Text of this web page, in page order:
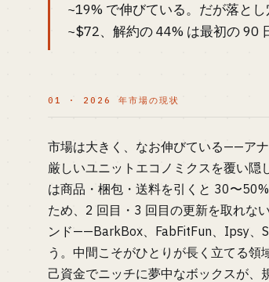
~19% で伸びている。だが落と
~$72、解約の 44% は最初の 90
01 · 2026 年市場の現状
市場は大きく、なお伸びている——ア
厳しいユニットエコノミクスを覆い
は商品・梱包・送料を引くと 30〜
ため、2 回目・3 回目の更新を取れな
ンド——BarkBox、FabFitFun、Ipsy、
う。中間こそがひとりが長く立てる
己資金でニッチに夢中なボックスが、